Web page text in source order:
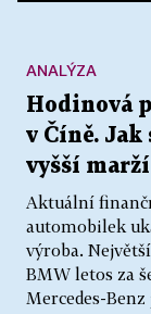
Hodinová
v Číně. Jak
vyšší
Aktuální
automobilek
výroba.
BMW letos za
Mercedes-Benz
ANALÝZA